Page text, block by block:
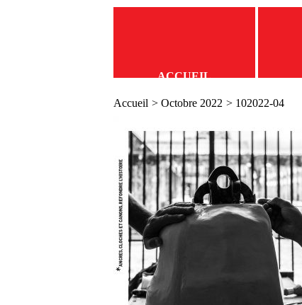
ACCUEIL
Accueil > Octobre 2022 > 102022-04